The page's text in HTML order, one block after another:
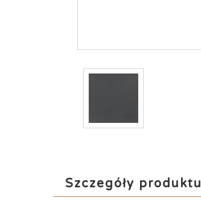
Szczegóły produktu